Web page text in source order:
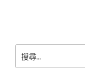
尋